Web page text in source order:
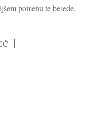
pomenu te besede.